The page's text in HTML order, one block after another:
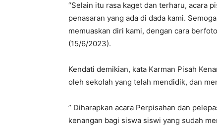
“Selain itu rasa kaget dan terharu, acara
penasaran yang ada di dada kami.
memuaskan diri kami, dengan cara
(15/6/2023).
Kendati demikian, kata Karman Pisah
oleh sekolah yang telah mendidik, dan
” Diharapkan acara Perpisahan dan
kenangan bagi siswa siswi yang sudah